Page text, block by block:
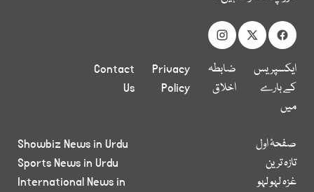
ایکسپریس
کے بارے
میں
ضابطہ
اخلاق
Privacy
Policy
Contact
Us
صفحۂ اول
تازہ ترین
غزہ لہو لہو
Showbiz News in Urdu
Sports News in Urdu
International News in